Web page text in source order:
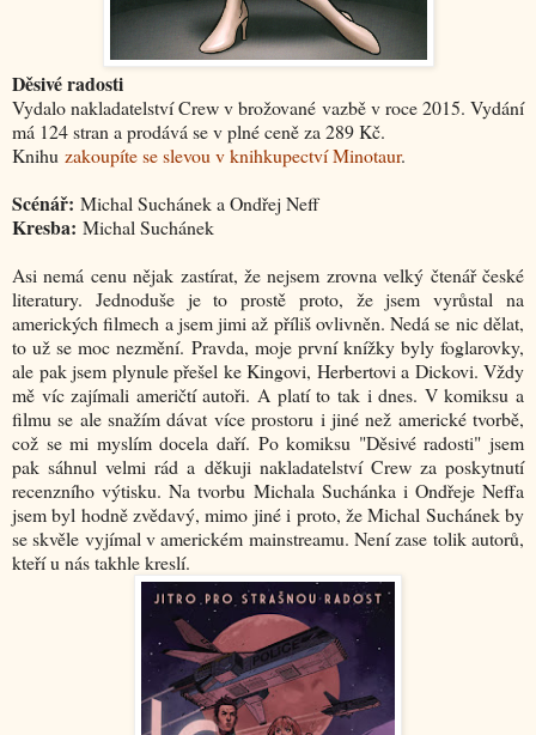
Děsivé radosti
Vydalo nakladatelství Crew v brožované vazbě v roce 2015. Vydání
má 124 stran a prodává se v plné ceně za 289 Kč.
Knihu zakoupíte se slevou v knihkupectví Minotaur.
Scénář: Michal Suchánek a Ondřej Neff
Kresba: Michal Suchánek
Asi nemá cenu nějak zastírat, že nejsem zrovna velký čtenář české
literatury. Jednoduše je to prostě proto, že jsem vyrůstal na
amerických filmech a jsem jimi až příliš ovlivněn. Nedá se nic dělat,
to už se moc nezmění. Pravda, moje první knížky byly foglarovky,
ale pak jsem plynule přešel ke Kingovi, Herbertovi a Dickovi. Vždy
mě víc zajímali američtí autoři. A platí to tak i dnes. V komiksu a
filmu se ale snažím dávat více prostoru i jiné než americké tvorbě,
což se mi myslím docela daří. Po komiksu "Děsivé radosti" jsem
pak sáhnul velmi rád a děkuji nakladatelství Crew za poskytnutí
recenzního výtisku. Na tvorbu Michala Suchánka i Ondřeje Neffa
jsem byl hodně zvědavý, mimo jiné i proto, že Michal Suchánek by
se skvěle vyjímal v americkém mainstreamu. Není zase tolik autorů,
kteří u nás takhle kreslí.